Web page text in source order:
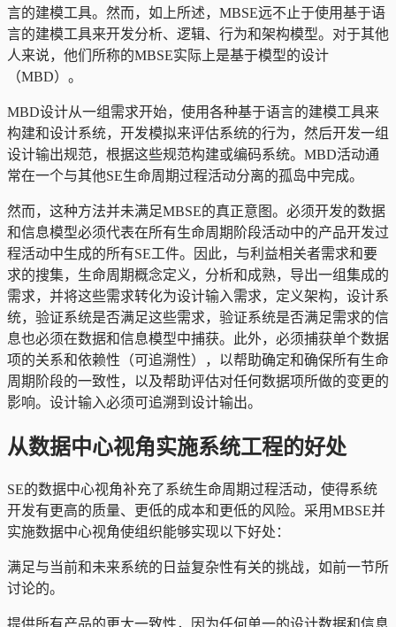
言的建模工具。然而，如上所述，MBSE远不止于使用基于语
言的建模工具来开发分析、逻辑、行为和架构模型。对于其他
人来说，他们所称的MBSE实际上是基于模型的设计
（MBD）。
MBD设计从一组需求开始，使用各种基于语言的建模工具来
构建和设计系统，开发模拟来评估系统的行为，然后开发一组
设计输出规范，根据这些规范构建或编码系统。MBD活动通
常在一个与其他SE生命周期过程活动分离的孤岛中完成。
然而，这种方法并未满足MBSE的真正意图。必须开发的数据
和信息模型必须代表在所有生命周期阶段活动中的产品开发过
程活动中生成的所有SE工件。因此，与利益相关者需求和要
求的搜集，生命周期概念定义，分析和成熟，导出一组集成的
需求，并将这些需求转化为设计输入需求，定义架构，设计系
统，验证系统是否满足这些需求，验证系统是否满足需求的信
息也必须在数据和信息模型中捕获。此外，必须捕获单个数据
项的关系和依赖性（可追溯性），以帮助确定和确保所有生命
周期阶段的一致性，以及帮助评估对任何数据项所做的变更的
影响。设计输入必须可追溯到设计输出。
从数据中心视角实施系统工程的好处
SE的数据中心视角补充了系统生命周期过程活动，使得系统
开发有更高的质量、更低的成本和更低的风险。采用MBSE并
实施数据中心视角使组织能够实现以下好处：
满足与当前和未来系统的日益复杂性有关的挑战，如前一节所
讨论的。